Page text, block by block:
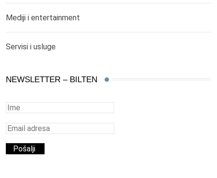
Mediji i entertainment
Servisi i usluge
NEWSLETTER – BILTEN